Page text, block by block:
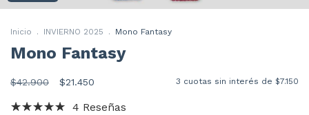
Inicio . INVIERNO 2025 . Mono Fantasy
Mono Fantasy
$42.900 $21.450 3 cuotas sin interés de $7.150
4 Reseñas